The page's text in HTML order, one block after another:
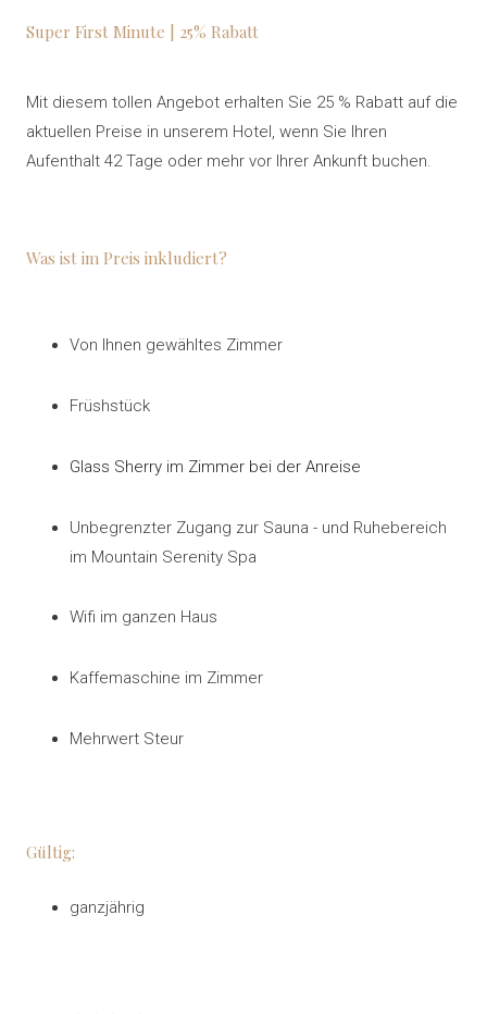
Super First Minute | 25% Rabatt
Mit diesem tollen Angebot erhalten Sie 25 % Rabatt auf die
aktuellen Preise in unserem Hotel, wenn Sie Ihren
Aufenthalt 42 Tage oder mehr vor Ihrer Ankunft buchen.
Was ist im Preis inkludiert?
Von Ihnen gewähltes Zimmer
Früshstück
Glass Sherry im Zimmer bei der Anreise
Unbegrenzter Zugang zur Sauna - und Ruhebereich
im Mountain Serenity Spa
Wifi im ganzen Haus
Kaffemaschine im Zimmer
Mehrwert Steur
Gültig:
ganzjährig